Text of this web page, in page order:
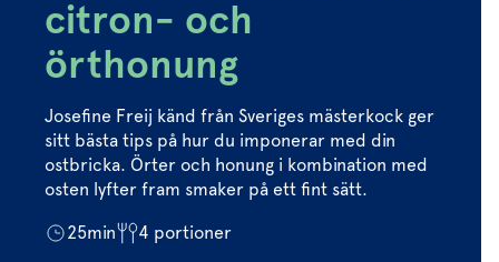
Dressing
Vinägrett
Allt om sallat
Vårt sortiment
Dressingen gör salladen
citron- och
örthonung
Josefine Freij känd från Sveriges mästerkock ger
sitt bästa tips på hur du imponerar med din
ostbricka. Örter och honung i kombination med
osten lyfter fram smaker på ett fint sätt.
25min 4 portioner